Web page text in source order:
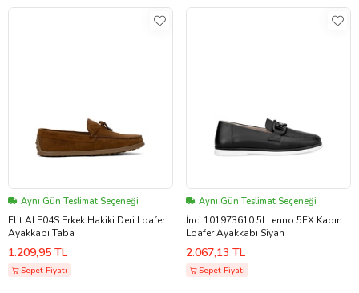
Aynı Gün Teslimat Seçeneği
Elit ALF04S Erkek Hakiki Deri Loafer
Ayakkabı Taba
1.209,95 TL
Sepet Fiyatı
Aynı Gün Teslimat Seçeneği
İnci 101973610 5I Lenno 5FX Kadın
Loafer Ayakkabı Siyah
2.067,13 TL
Sepet Fiyatı